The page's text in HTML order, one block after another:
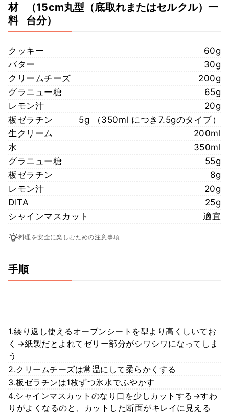
材
料
（15cm丸型（底取れまたはセルクル）一
台分）
クッキー
60g
バター
30g
クリームチーズ
200g
グラニュー糖
65g
レモン汁
20g
板ゼラチン
5g （350ml につき7.5gのタイプ）
生クリーム
200ml
水
350ml
グラニュー糖
55g
板ゼラチン
8g
レモン汁
20g
DITA
25g
シャインマスカット
適宜
料理を安全に楽しむための注意事項
手順
1.繰り返し使えるオーブンシートを型より高くしいてお
く→紙製だとよれてゼリー部分がシワシワになってしま
う
2.クリームチーズは常温にして柔らかくする
3.板ゼラチンは1枚ずつ氷水でふやかす
4.シャインマスカットのなり口を少しカットする→すわ
りがよくなるのと、カットした断面がキレイに見える